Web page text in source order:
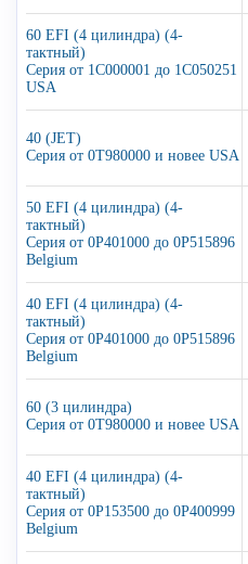
60 EFI (4 цилиндра) (4-
тактный)
Серия от 1C000001 до 1C050251
USA
40 (JET)
Серия от 0T980000 и новее USA
50 EFI (4 цилиндра) (4-
тактный)
Серия от 0P401000 до 0P515896
Belgium
40 EFI (4 цилиндра) (4-
тактный)
Серия от 0P401000 до 0P515896
Belgium
60 (3 цилиндра)
Серия от 0T980000 и новее USA
40 EFI (4 цилиндра) (4-
тактный)
Серия от 0P153500 до 0P400999
Belgium